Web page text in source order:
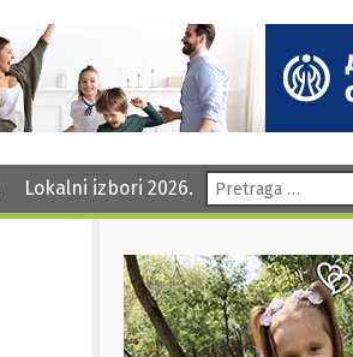
Lokalni izbori 2026. Pretraga: